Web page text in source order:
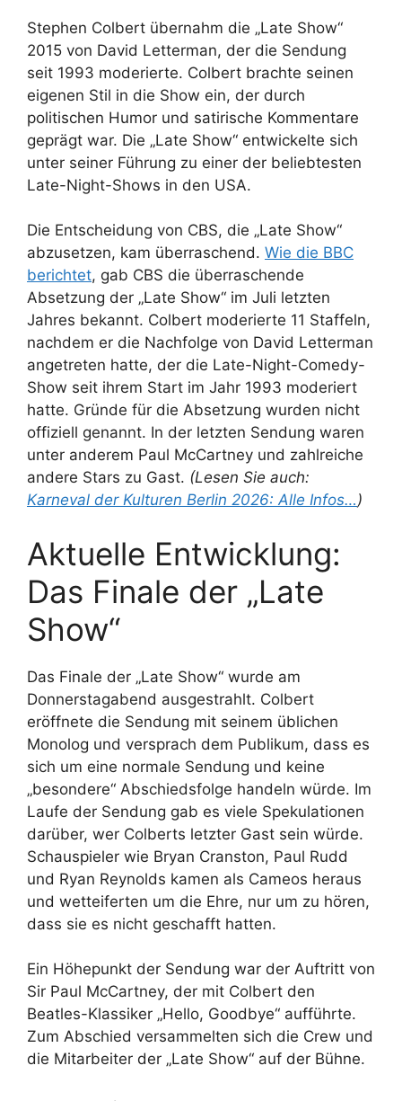
Stephen Colbert übernahm die „Late Show“
2015 von David Letterman, der die Sendung
seit 1993 moderierte. Colbert brachte seinen
eigenen Stil in die Show ein, der durch
politischen Humor und satirische Kommentare
geprägt war. Die „Late Show“ entwickelte sich
unter seiner Führung zu einer der beliebtesten
Late-Night-Shows in den USA.
Die Entscheidung von CBS, die „Late Show“
abzusetzen, kam überraschend. Wie die BBC
berichtet, gab CBS die überraschende
Absetzung der „Late Show“ im Juli letzten
Jahres bekannt. Colbert moderierte 11 Staffeln,
nachdem er die Nachfolge von David Letterman
angetreten hatte, der die Late-Night-Comedy-
Show seit ihrem Start im Jahr 1993 moderiert
hatte. Gründe für die Absetzung wurden nicht
offiziell genannt. In der letzten Sendung waren
unter anderem Paul McCartney und zahlreiche
andere Stars zu Gast. (Lesen Sie auch:
Karneval der Kulturen Berlin 2026: Alle Infos…)
Aktuelle Entwicklung:
Das Finale der „Late
Show“
Das Finale der „Late Show“ wurde am
Donnerstagabend ausgestrahlt. Colbert
eröffnete die Sendung mit seinem üblichen
Monolog und versprach dem Publikum, dass es
sich um eine normale Sendung und keine
„besondere“ Abschiedsfolge handeln würde. Im
Laufe der Sendung gab es viele Spekulationen
darüber, wer Colberts letzter Gast sein würde.
Schauspieler wie Bryan Cranston, Paul Rudd
und Ryan Reynolds kamen als Cameos heraus
und wetteiferten um die Ehre, nur um zu hören,
dass sie es nicht geschafft hatten.
Ein Höhepunkt der Sendung war der Auftritt von
Sir Paul McCartney, der mit Colbert den
Beatles-Klassiker „Hello, Goodbye“ aufführte.
Zum Abschied versammelten sich die Crew und
die Mitarbeiter der „Late Show“ auf der Bühne.